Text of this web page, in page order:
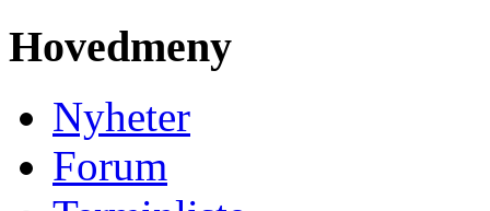
Hovedmeny
Nyheter
Forum